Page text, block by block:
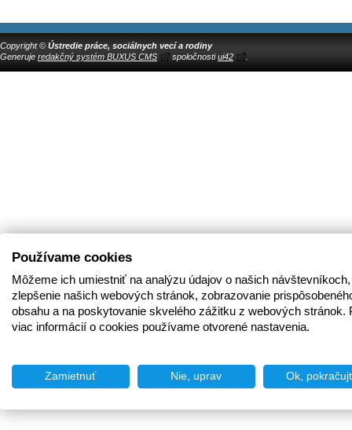
Copyright © Ústredie práce, sociálnych vecí a rodiny
Generuje redakčný systém BUXUS CMS spoločnostiui42
Používame cookies
Môžeme ich umiestniť na analýzu údajov o našich
zlepšenie našich webových stránok, zobrazovanie
obsahu a na poskytovanie skvelého zážitku z webových stránok.
viac informácií o cookies používame otvorené nastavenia.
Zamietnuť Nie, uprav Ok,